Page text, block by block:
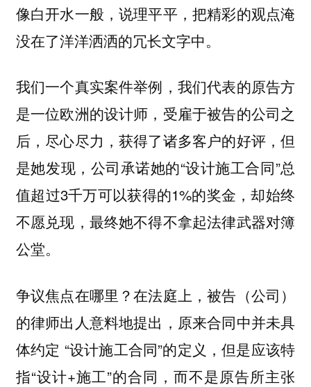
像白开水一般，说理平平，把精彩的观点淹
没在了洋洋洒洒的冗长文字中。
我们一个真实案件举例，我们代表的原告方
是一位欧洲的设计师，受雇于被告的公司之
后，尽心尽力，获得了诸多客户的好评，但
是她发现，公司承诺她的“设计施工合同”总
值超过3千万可以获得的1%的奖金，却始终
不愿兑现，最终她不得不拿起法律武器对簿
公堂。
争议焦点在哪里？在法庭上，被告（公司）
的律师出人意料地提出，原来合同中并未具
体约定 “设计施工合同”的定义，但是应该特
指“设计+施工”的合同，而不是原告所主张